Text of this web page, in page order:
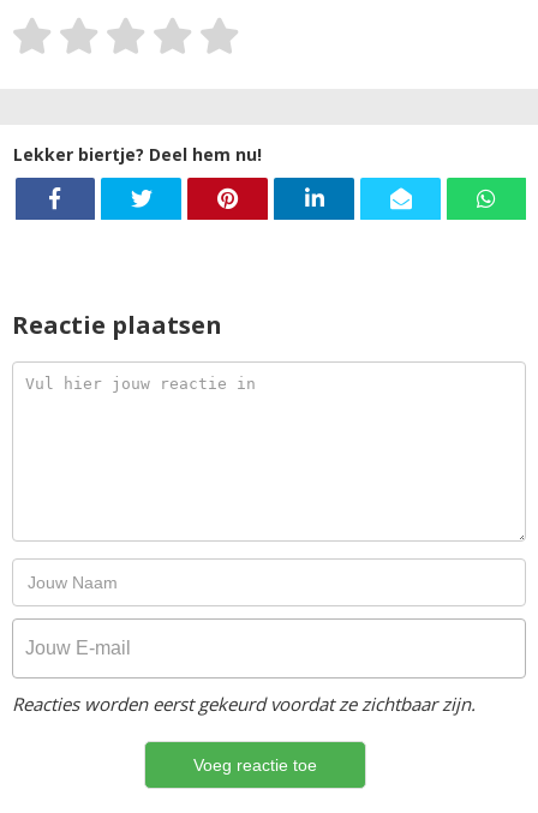
Lekker biertje? Deel hem nu!
Reactie plaatsen
Reacties worden eerst gekeurd voordat ze zichtbaar zijn.